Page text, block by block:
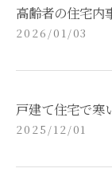
高齢者の住宅内
2026/01/03
戸建て住宅で寒
2025/12/01